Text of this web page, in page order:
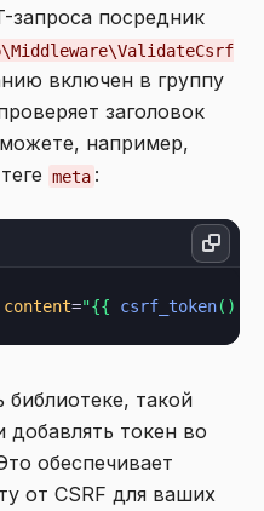
запроса посредник
включен в группу
заголовок
например,
meta :
content="{{ csrf_token()
такой
добавлять токен во
обеспечивает
от CSRF для ваших